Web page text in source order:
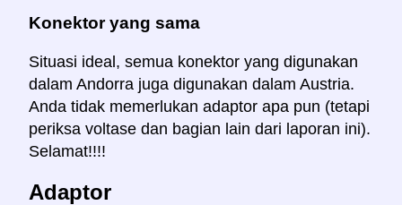
Konektor yang sama
Situasi ideal, semua konektor yang digunakan
dalam Andorra juga digunakan dalam Austria.
Anda tidak memerlukan adaptor apa pun (tetapi
periksa voltase dan bagian lain dari laporan ini).
Selamat!!!!
Adaptor